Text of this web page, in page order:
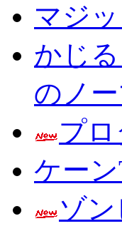
マジ
かじ
のノ
プ
ケー
ゾ